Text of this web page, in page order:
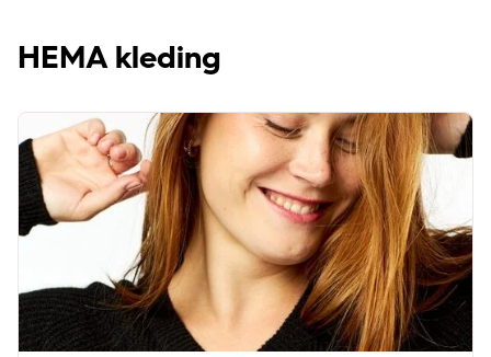
HEMA kleding